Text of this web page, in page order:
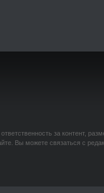
за контент,
Вы можете связаться с